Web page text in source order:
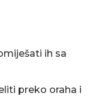
ih sa
preko oraha i